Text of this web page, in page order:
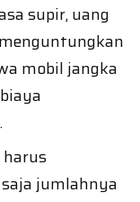
supir, uang
mobil jangka
harus
jumlahnya